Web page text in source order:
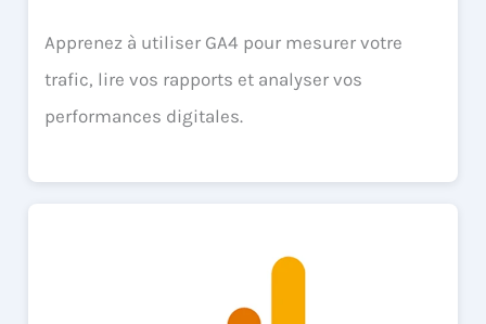
Apprenez à utiliser GA4 pour mesurer votre
trafic, lire vos rapports et analyser vos
performances digitales.